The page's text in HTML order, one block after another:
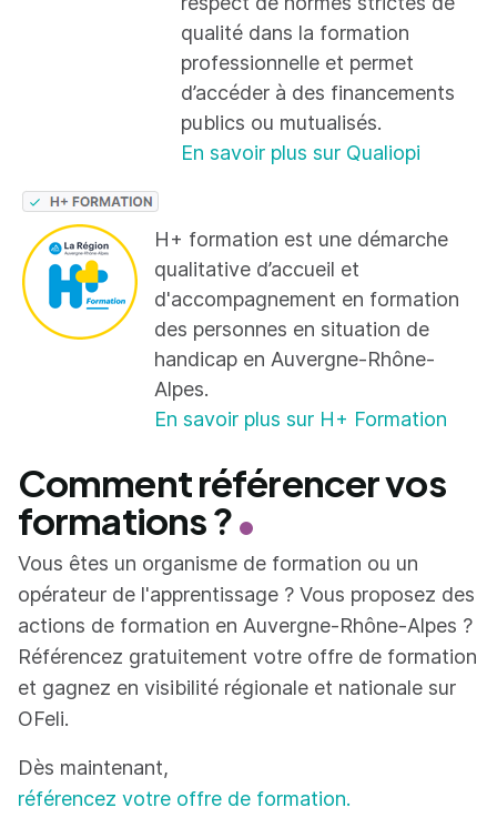
qualité dans la formation
professionnelle et permet
d’accéder à des financements
publics ou mutualisés.
En savoir plus sur Qualiopi
H+ formation est une démarche
qualitative d’accueil et
d'accompagnement en formation
des personnes en situation de
handicap en Auvergne-Rhône-
Alpes.
En savoir plus sur H+ Formation
Comment référencer vos
formations ?
Vous êtes un organisme de formation ou un
opérateur de l'apprentissage ? Vous proposez des
actions de formation en Auvergne-Rhône-Alpes ?
Référencez gratuitement votre offre de formation
et gagnez en visibilité régionale et nationale sur
OFeli.
Dès maintenant,
référencez votre offre de formation.